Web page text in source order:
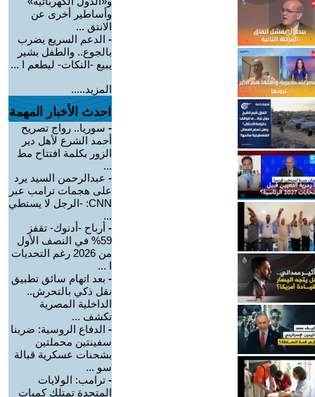
وأساطير أخرى عن
الانتق ...
- الدعم السريع يضرب
بالجوع.. والطفل بشير
يبيع -النكات- ليطعم ا ...
المزيد.....
احدث الأخبار المهمة
- سوريا.. رواج تصريح
أحمد الشرع لأهل دير
الزور بكلمة افتتاح مط
...
- عبدالرحمن السيد يرد
على هجمات ترامب عبر
CNN: -الرجل لا يستطي
...
- أرباح -أدنوك- تقفز
59% في النصف الأول
من 2026 رغم التحديات
ا ...
- بعد اتهام سائق تطبيق
نقل ذكي بالتحرش..
الداخلية المصرية
تكشف ...
- الدفاع الروسية: ضربنا
سفينتين محملتين
بشحنات عسكرية قبالة
سو ...
- ترامب: الولايات
المتحدة تمتلك كميات